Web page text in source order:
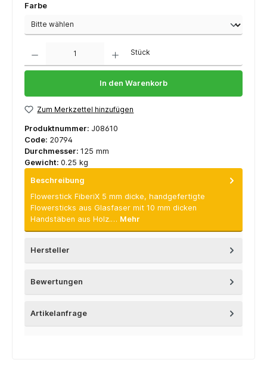
Farbe
Stück
In den Warenkorb
Zum Merkzettel hinzufügen
Produktnummer: J08610
Code: 20794
Durchmesser: 125 mm
Gewicht: 0.25 kg
Beschreibung
Flowerstick FiberiX 5 mm dicke, handgefertigte
Flowersticks aus Glasfaser mit 10 mm dicken
Handstäben aus Holz.… Mehr
Hersteller
Bewertungen
Artikelanfrage